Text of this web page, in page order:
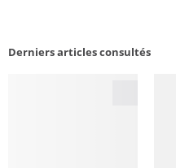
Derniers articles consultés